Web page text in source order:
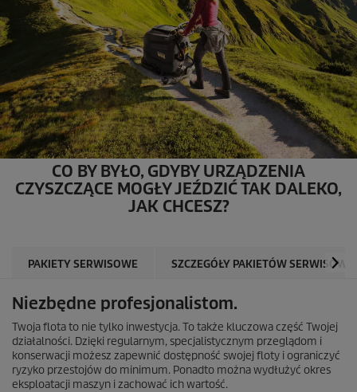
CO BY BYŁO, GDYBY URZĄDZENIA
CZYSZCZĄCE MOGŁY JEŹDZIĆ TAK DALEKO,
JAK CHCESZ?
PAKIETY SERWISOWE SZCZEGÓŁY PAKIETÓW
Niezbędne profesjonalistom.
Twoja flota to nie tylko inwestycja. To także kluczowa część Twojej
działalności. Dzięki regularnym, specjalistycznym przeglądom i
konserwacji możesz zapewnić dostępność swojej floty i ograniczyć
ryzyko przestojów do minimum. Ponadto można wydłużyć okres
eksploatacji maszyn i zachować ich wartość.